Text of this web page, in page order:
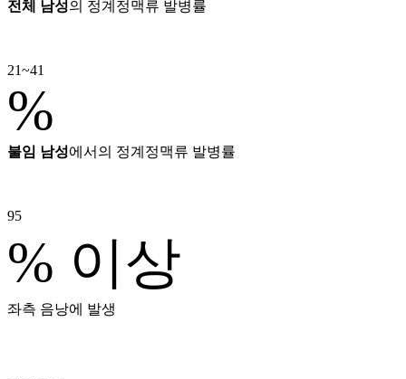
전체 남성의 정계정맥류 발병률
21~41
%
불임 남성에서의 정계정맥류 발병률
95
% 이상
좌측 음낭에 발생